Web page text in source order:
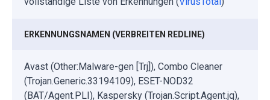
ERKENNUNGSNAMEN (VERBREITEN REDLINE)
Avast (Other:Malware-gen [Trj]), Combo Cleaner
(Trojan.Generic.33194109), ESET-NOD32
(BAT/Agent.PLI), Kaspersky (Trojan.Script.Agent.jq),